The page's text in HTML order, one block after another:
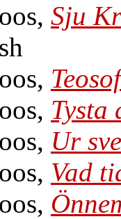
Sju
Tysta
Ur
Vad